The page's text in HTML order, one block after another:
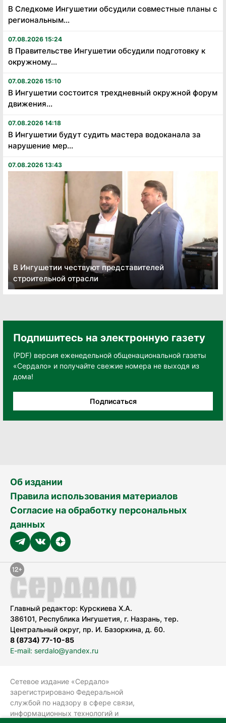
В Следкоме Ингушетии обсудили совместные планы с
региональным...
07.08.2026 15:24
В Правительстве Ингушетии обсудили подготовку к
окружному...
07.08.2026 15:10
В Ингушетии состоится трехдневный окружной форум
движения...
07.08.2026 14:18
В Ингушетии будут судить мастера водоканала за
нарушение мер...
07.08.2026 13:43
В Ингушетии чествуют представителей
строительной отрасли
Подпишитесь на электронную газету
(PDF) версия еженедельной общенациональной газеты
«Сердало» и получайте свежие номера не выходя из
дома!
Подписаться
Об издании
Правила использования материалов
Согласие на обработку персональных
данных
Главный редактор: Курскиева Х.А.
386101, Республика Ингушетия, г. Назрань, тер.
Центральный округ, пр. И. Базоркина, д. 60.
8 (8734) 77-10-85
E-mail: serdalo@yandex.ru
Сетевое издание «Сердало»
зарегистрировано Федеральной
службой по надзору в сфере связи,
информационных технологий и